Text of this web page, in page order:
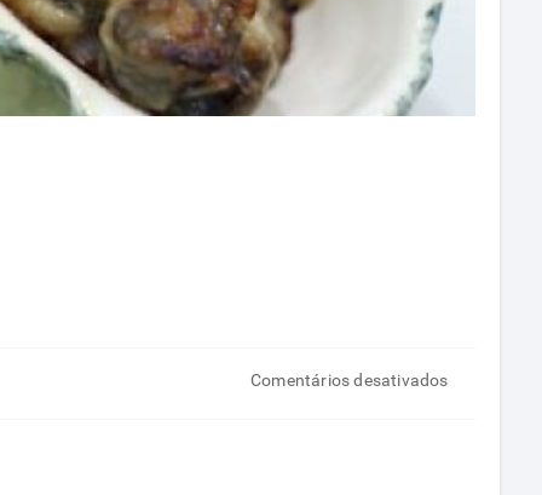
Comentários desativadosem